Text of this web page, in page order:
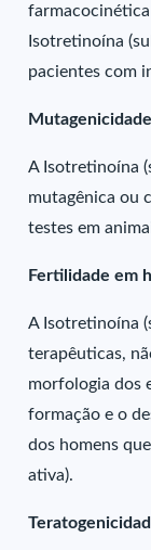
Isotretinoína
pacientes com
A Isotretinoína
mutagênica ou
testes em
Fertilidade em
A Isotretinoína
terapêuticas,
morfologia dos
formação e o
dos homens
ativa).